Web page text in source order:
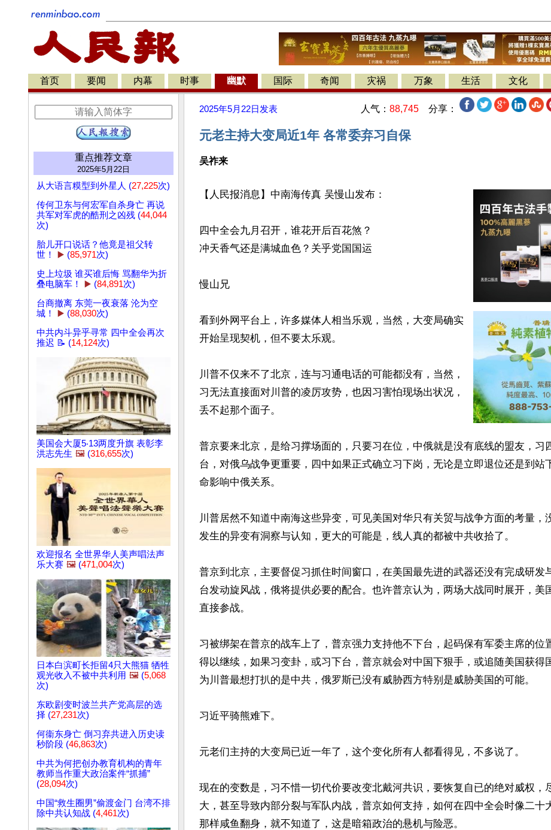
首页 要闻 内幕 时事 幽默 国际 奇闻 灾祸 万象 生活 文化
重点推荐文章
2025年5月22日
从大语言糢型到外星人 (27,225次)
传何卫东与何宏军自杀身亡 再说
共军对军虎的酷刑之凶残 (44,044
次)
胎儿开口说话？他竟是祖父转
世！
▶️ (85,971次)
史上垃圾 谁买谁后悔 骂翻华为折
叠电脑车！
▶️ (84,891次)
台商撤离 东莞一夜衰落 沦为空
城！
▶️ (88,030次)
中共内斗异乎寻常 四中全会再次
推迟 📝 (14,124次)
美国会大厦5‧13两度升旗 表彰李
洪志先生 🖼️ (316,655次)
欢迎报名 全世界华人美声唱法声
乐大赛 🖼️ (471,004次)
日本白滨町长拒留4只大熊猫 牺牲
观光收入不被中共利用 🖼️ (5,068
次)
东欧剧变时波兰共产党高层的选
择 (27,231次)
何衞东身亡 倒习弃共进入历史读
秒阶段 (46,863次)
中共为何把创办教育机构的青年
教师当作重大政治案件“抓捕”
(28,094次)
中国“救生圈男”偷渡金门 台湾不排
除中共认知战 (4,461次)
2025年5月22日 发表 人气： 88,745 分享：
元老主持大变局近1年 各常委弃习自保
吴祚来
【人民报消息】中南海传真 吴慢山发布：
四中全会九月召开，谁花开后百花煞？
冲天香气还是满城血色？关乎党国国运
慢山兄
看到外网平台上，许多媒体人相当乐观，当然，大变局确实
开始呈现契机，但不要太乐观。
川普不仅来不了北京，连与习通电话的可能都没有，当然，
习无法直接面对川普的凌厉攻势，也因习害怕现场出状况，
丢不起那个面子。
普京要来北京，是给习撑场面的，只要习在位，中俄就是没有底线的盟友，习
台，对俄乌战争更重要，四中如果正式确立习下岗，无论是立即退位还是到站
命影响中俄关系。
川普居然不知道中南海这些异变，可见美国对华只有关贸与战争方面的考量，
发生的异变有洞察与认知，更大的可能是，线人真的都被中共收拾了。
普京到北京，主要督促习抓住时间窗口，在美国最先进的武器还没有完成研发
台发动旋风战，俄将提供必要的配合。也许普京认为，两场大战同时展开，美
直接参战。
习被绑架在普京的战车上了，普京强力支持他不下台，起码保有军委主席的位
得以继续，如果习变卦，或习下台，普京就会对中国下狠手，或追随美国获得
为川普最想打扒的是中共，俄罗斯已没有威胁西方特别是威胁美国的可能。
习近平骑熊难下。
元老们主持的大变局已近一年了，这个变化所有人都看得见，不多说了。
现在的变数是，习不惜一切代价要改变北戴河共识，要恢复自已的绝对威权，
大，甚至导致内部分裂与军队内战，普京如何支持，如何在四中全会时像二十
那样咸鱼翻身，就不知道了，这是暗箱政治的悬机与险恶。